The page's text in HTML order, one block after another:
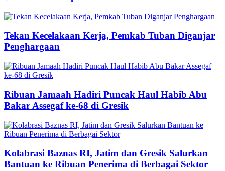
Tekan Kecelakaan Kerja, Pemkab Tuban Diganjar
Penghargaan
Ribuan Jamaah Hadiri Puncak Haul Habib Abu
Bakar Assegaf ke-68 di Gresik
Kolabrasi Baznas RI, Jatim dan Gresik Salurkan
Bantuan ke Ribuan Penerima di Berbagai Sektor